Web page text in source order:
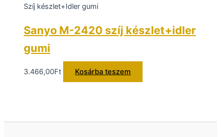
Szíj készlet+Idler gumi
Sanyo M-2420 szíj készlet+idler
gumi
3.466,00Ft Kosárba teszem